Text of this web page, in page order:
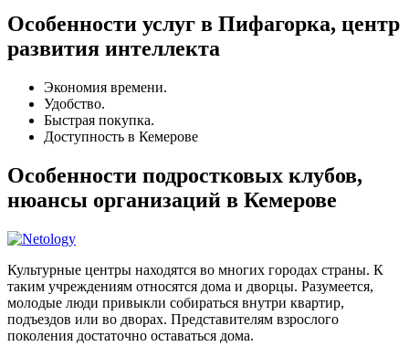
Особенности услуг в Пифагорка, центр
развития интеллекта
Экономия времени.
Удобство.
Быстрая покупка.
Доступность в Кемерове
Особенности подростковых клубов,
нюансы организаций в Кемерове
Культурные центры находятся во многих городах страны. К
таким учреждениям относятся дома и дворцы. Разумеется,
молодые люди привыкли собираться внутри квартир,
подъездов или во дворах. Представителям взрослого
поколения достаточно оставаться дома.